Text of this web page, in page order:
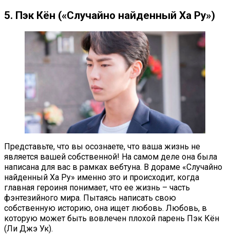
5. Пэк Кён («Случайно найденный Ха Ру»)
Представьте, что вы осознаете, что ваша жизнь не
является вашей собственной! На самом деле она была
написана для вас в рамках вебтуна. В дораме «Случайно
найденный Ха Ру» именно это и происходит, когда
главная героиня понимает, что ее жизнь – часть
фэнтезийного мира. Пытаясь написать свою
собственную историю, она ищет любовь. Любовь, в
которую может быть вовлечен плохой парень Пэк Кён
(Ли Джэ Ук).